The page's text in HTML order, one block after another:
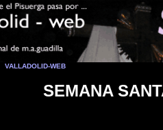
VALLADOLID-WEB
SEMANA